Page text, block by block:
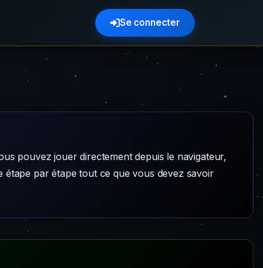
Se connecter
pouvez jouer directement depuis le navigateur,
étape par étape tout ce que vous devez savoir